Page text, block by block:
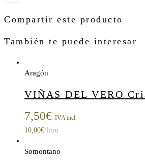
Compartir este producto
También te puede interesar
Aragón
VIÑAS DEL VERO
7,50€ IVA incl.
10,00€/litro
Somontano